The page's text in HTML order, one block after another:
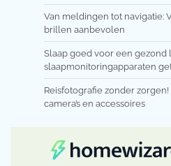
Van meldingen tot navigatie:
brillen aanbevolen
Slaap goed voor een gezond
slaapmonitoringapparaten
Reisfotografie zonder
camera’s en accessoires